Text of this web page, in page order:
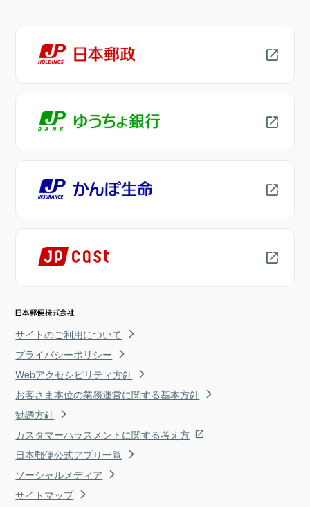
サイトのご利用について
プライバシーポリシー
Webアクセシビリティ方針
お客さま本位の業務運営に関する基本方針
勧誘方針
カスタマーハラスメントに関する考え方
日本郵便公式アプリ一覧
ソーシャルメディア
サイトマップ